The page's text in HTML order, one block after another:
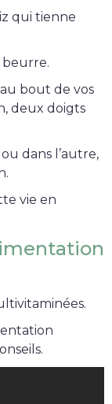
qui tienne
beurre.
bout de vos
deux doigts
dans l’autre,
vie en